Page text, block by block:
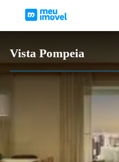
Vista Pompeia